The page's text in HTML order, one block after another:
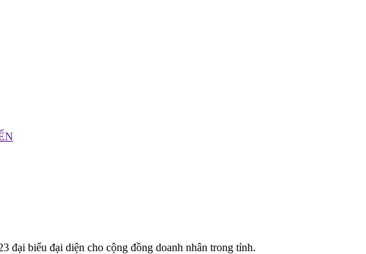
biểu đại diện cho cộng đồng doanh nhân trong tỉnh.